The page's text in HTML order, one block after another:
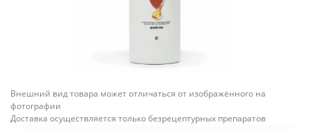
Внешний вид товара может отличаться от изображённого на
фотографии
Доставка осуществляется только безрецептурных препаратов